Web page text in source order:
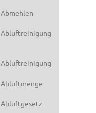
Abmehlen
Abluftreinigung
Abluftreinigung
Abluftmenge
Abluftgesetz